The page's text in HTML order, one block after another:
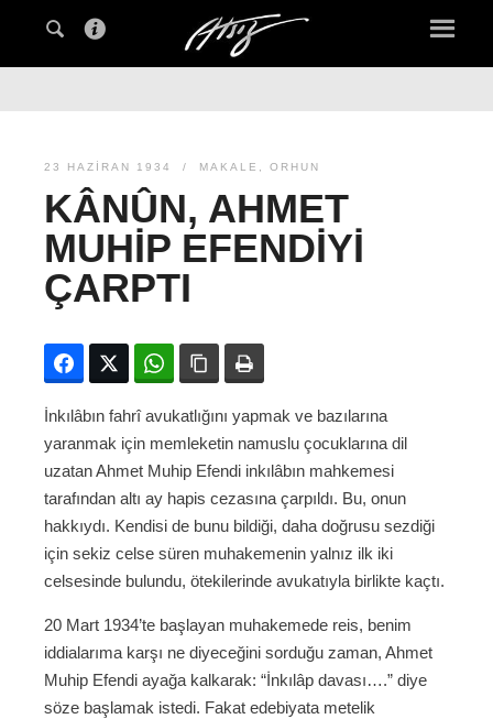
23 HAZIRAN 1934 MAKALE , ORHUN
KÂNÛN, AHMET
MUHIP EFENDIYI
ÇARPTI
FacebookTwitter WhatsAppBağlanıyı kopyala
İnkılâbın fahrî avukatlığını yapmak ve bazılarına
yaranmak için memleketin namuslu çocuklarına dil
uzatan Ahmet Muhip Efendi inkılâbın mahkemesi
tarafından altı ay hapis cezasına çarpıldı. Bu, onun
hakkıydı. Kendisi de bunu bildiği, daha doğrusu sezdiği
için sekiz celse süren muhakemenin yalnız ilk iki
celsesinde bulundu, ötekilerinde avukatıyla birlikte kaçtı.
20 Mart 1934’te başlayan muhakemede reis, benim
iddialarıma karşı ne diyeceğini sorduğu zaman, Ahmet
Muhip Efendi ayağa kalkarak: “İnkılâp davası….” diye
söze başlamak istedi. Fakat edebiyata metelik